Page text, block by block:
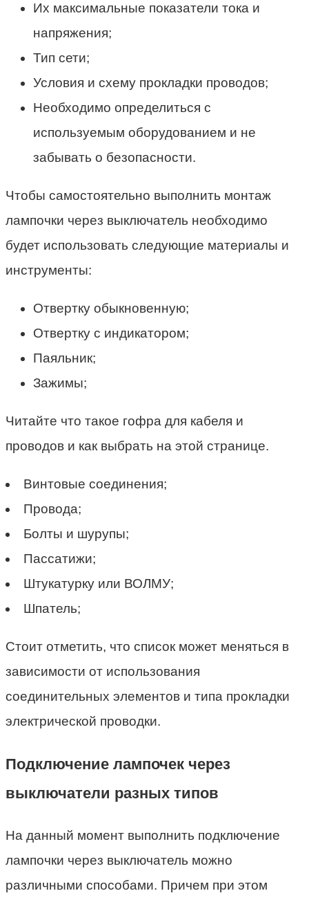
Их максимальные показатели тока и
напряжения;
Тип сети;
Условия и схему прокладки проводов;
Необходимо определиться с
используемым оборудованием и не
забывать о безопасности.
Чтобы самостоятельно выполнить монтаж
лампочки через выключатель необходимо
будет использовать следующие материалы и
инструменты:
Отвертку обыкновенную;
Отвертку с индикатором;
Паяльник;
Зажимы;
Читайте что такое гофра для кабеля и
проводов и как выбрать на этой странице.
Винтовые соединения;
Провода;
Болты и шурупы;
Пассатижи;
Штукатурку или ВОЛМУ;
Шпатель;
Стоит отметить, что список может меняться в
зависимости от использования
соединительных элементов и типа прокладки
электрической проводки.
Подключение лампочек через
выключатели разных типов
На данный момент выполнить подключение
лампочки через выключатель можно
различными способами. Причем при этом